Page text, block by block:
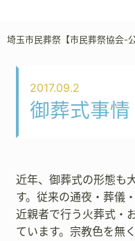
埼玉市民葬祭【市民葬祭協会-
2017.09.2
御葬式事情
近年、御葬式の形態も
す。従来の通夜・葬儀
近親者で行う火葬式・
ています。宗教色を無